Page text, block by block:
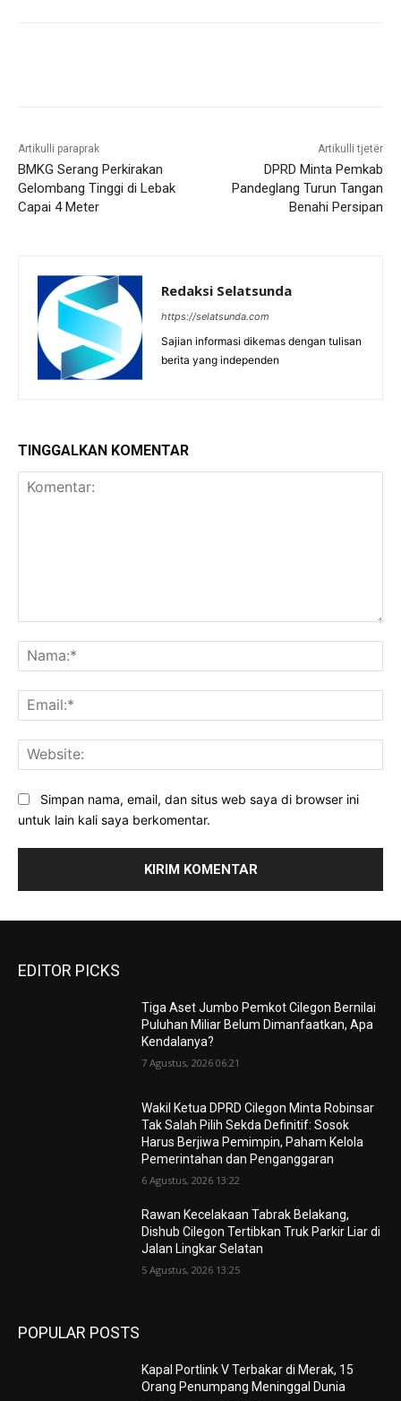
Artikulli paraprak
BMKG Serang Perkirakan
Gelombang Tinggi di Lebak
Capai 4 Meter
Artikulli tjetër
DPRD Minta Pemkab
Pandeglang Turun Tangan
Benahi Persipan
Redaksi Selatsunda
https://selatsunda.com
Sajian informasi dikemas dengan tulisan
berita yang independen
TINGGALKAN KOMENTAR
Simpan nama, email, dan situs web saya di browser ini
untuk lain kali saya berkomentar.
EDITOR PICKS
Tiga Aset Jumbo Pemkot Cilegon Bernilai
Puluhan Miliar Belum Dimanfaatkan, Apa
Kendalanya?
7 Agustus, 2026 06:21
Wakil Ketua DPRD Cilegon Minta Robinsar
Tak Salah Pilih Sekda Definitif: Sosok
Harus Berjiwa Pemimpin, Paham Kelola
Pemerintahan dan Penganggaran
6 Agustus, 2026 13:22
Rawan Kecelakaan Tabrak Belakang,
Dishub Cilegon Tertibkan Truk Parkir Liar di
Jalan Lingkar Selatan
5 Agustus, 2026 13:25
POPULAR POSTS
Kapal Portlink V Terbakar di Merak, 15
Orang Penumpang Meninggal Dunia